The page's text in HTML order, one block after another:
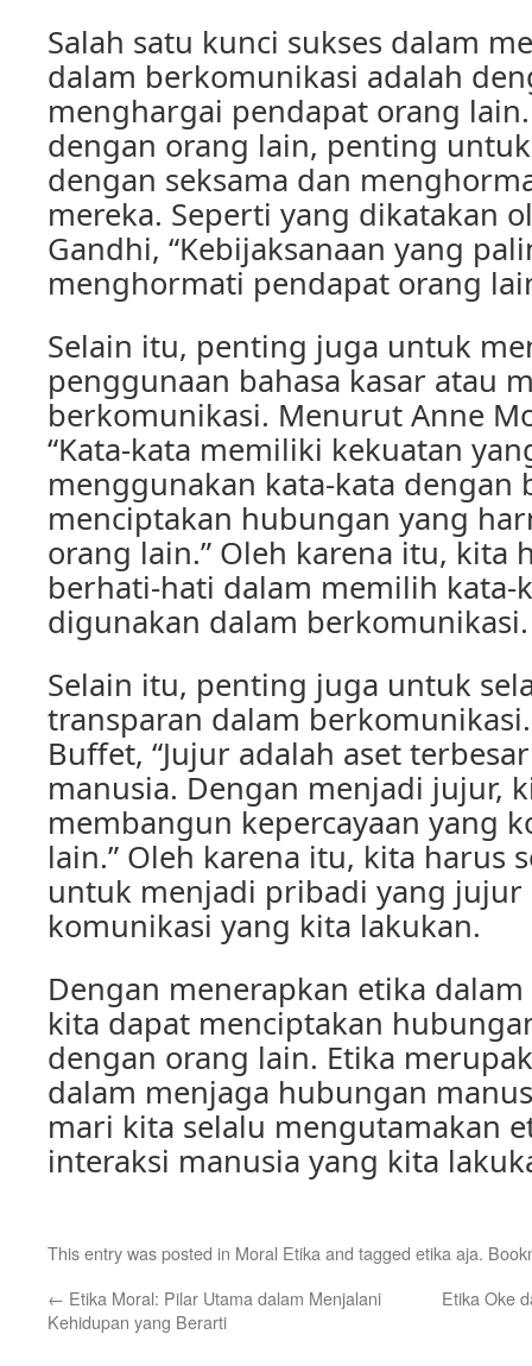
Salah satu kunci sukses dalam
dalam berkomunikasi adalah
menghargai pendapat orang
dengan orang lain, penting
dengan seksama dan
mereka. Seperti yang dikatakan
Gandhi, “Kebijaksanaan yang
menghormati pendapat orang
Selain itu, penting juga untuk
penggunaan bahasa kasar atau
berkomunikasi. Menurut Anne
“Kata-kata memiliki kekuatan
menggunakan kata-kata dengan
menciptakan hubungan yang
orang lain.” Oleh karena itu, kita
berhati-hati dalam memilih kata-
digunakan dalam berkomunikasi.
Selain itu, penting juga untuk
transparan dalam
Buffet, “Jujur adalah aset
manusia. Dengan menjadi jujur,
membangun kepercayaan yang
lain.” Oleh karena itu, kita harus
untuk menjadi pribadi yang jujur
komunikasi yang kita lakukan.
Dengan menerapkan etika
kita dapat menciptakan
dengan orang lain. Etika
dalam menjaga hubungan
mari kita selalu mengutamakan
interaksi manusia yang kita
This entry was posted in Moral Etika and tagged etika aja.
← Etika Moral: Pilar Utama dalam Menjalani
Kehidupan yang Berarti
Etika Oke